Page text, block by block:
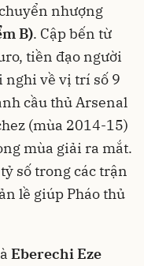
nhượng
B). Cập bến từ
tiền đạo người
nghi về vị trí số 9
cầu thủ Arsenal
(mùa 2014-15)
mùa giải ra mắt.
số trong các trận
lề giúp Pháo thủ
Eberechi Eze